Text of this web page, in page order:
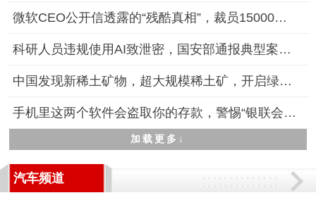
微软CEO公开信透露的“残酷真相”，裁员15000名员工
科研人员违规使用AI致泄密，国安部通报典型案例警示保密风险
中国发现新稀土矿物，超大规模稀土矿，开启绿色能源新时代
手机里这两个软件会盗取你的存款，警惕“银联会议”和“抖音会议
加载更多↓
汽车频道